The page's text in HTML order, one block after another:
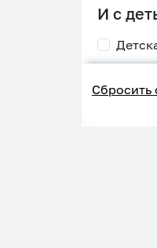
И с
Сбросить